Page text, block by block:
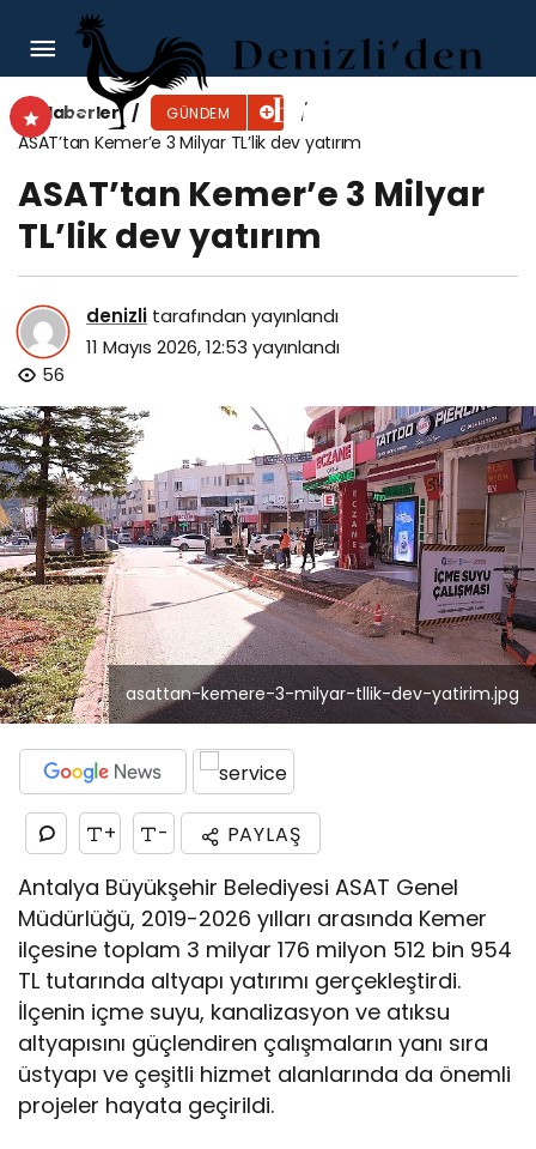
Haberler GÜNDEM
ASAT’tan Kemer’e 3 Milyar TL’lik dev yatırım
ASAT’tan Kemer’e 3 Milyar
TL’lik dev yatırım
denizli tarafından yayınlandı
11 Mayıs 2026, 12:53 yayınlandı
56
asattan-kemere-3-milyar-tllik-dev-yatirim.jpg
+ - PAYLAŞ
Antalya Büyükşehir Belediyesi ASAT Genel
Müdürlüğü, 2019-2026 yılları arasında Kemer
ilçesine toplam 3 milyar 176 milyon 512 bin 954
TL tutarında altyapı yatırımı gerçekleştirdi.
İlçenin içme suyu, kanalizasyon ve atıksu
altyapısını güçlendiren çalışmaların yanı sıra
üstyapı ve çeşitli hizmet alanlarında da önemli
projeler hayata geçirildi.
Temizlikte Tasarruf Ve Yeni Nesil Konteyner
Dönüşümü